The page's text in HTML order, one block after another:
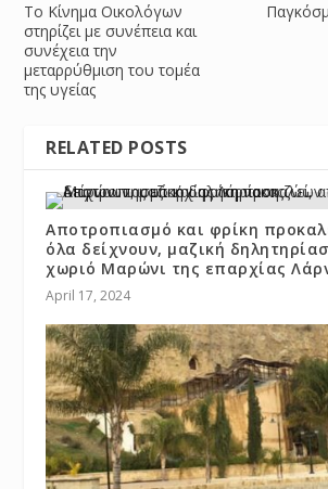
Το Κίνημα Οικολόγων
στηρίζει με συνέπεια και
συνέχεια την
μεταρρύθμιση του τομέα
της υγείας
RELATED POSTS
Αποτροπιασμό και φρίκη
όλα δείχνουν, μαζική
χωριό Μαρώνι της επαρχίας
April 17, 2024